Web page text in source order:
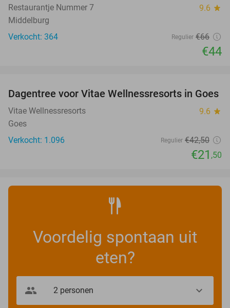
Restaurantje Nummer 7 9.6 star
Middelburg
Verkocht: 364
Regulier €66
€44
49%
Dagentree voor Vitae Wellnessresorts in Goes
Vitae Wellnessresorts 9.6 star
Goes
Verkocht: 1.096
Regulier €42,50
€21 ,50
Voordelig spontaan uit
eten?